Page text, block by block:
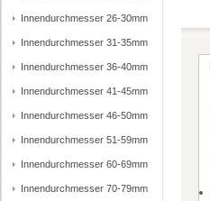
Innendurchmesser 26-30mm
Innendurchmesser 31-35mm
Innendurchmesser 36-40mm
Innendurchmesser 41-45mm
Innendurchmesser 46-50mm
Innendurchmesser 51-59mm
Innendurchmesser 60-69mm
Innendurchmesser 70-79mm